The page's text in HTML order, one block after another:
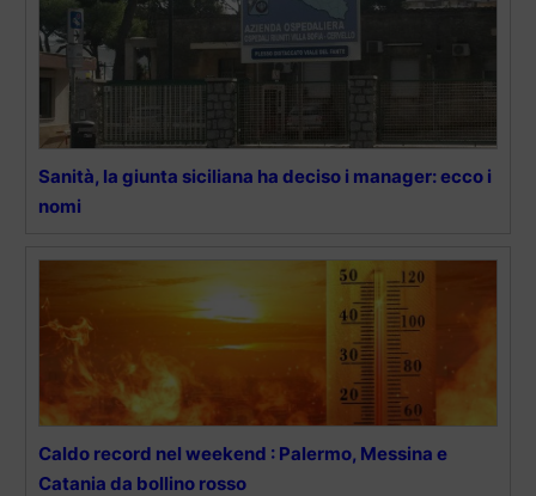
Sanità, la giunta siciliana ha deciso i manager: ecco i
nomi
Caldo record nel weekend : Palermo, Messina e
Catania da bollino rosso